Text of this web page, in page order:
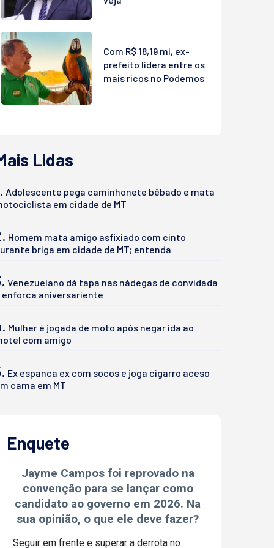
Com R$ 18,19 mi, ex-
prefeito lidera entre os
mais ricos no Podemos
Lidas
Adolescente pega caminhonete bêbado e mata
em cidade de MT
Homem mata amigo asfixiado com cinto
briga em cidade de MT; entenda
Venezuelano dá tapa nas nádegas de convidada
enforca aniversariente
Mulher é jogada de moto após negar ida ao
com amigo
Ex espanca ex com socos e joga cigarro aceso
cama em MT
Enquete
Jayme Campos foi reprovado na
convenção para se lançar como
candidato ao governo em 2026. Na
sua opinião, o que ele deve fazer?
Seguir em frente e superar a derrota no